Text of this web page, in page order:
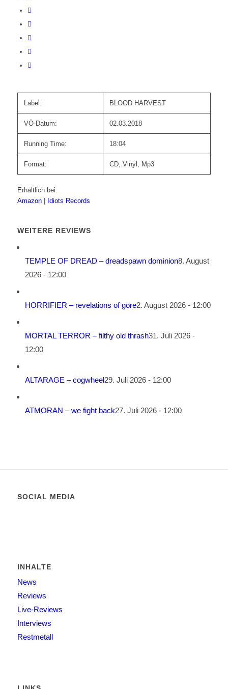
Label: BLOOD HARVEST
VÖ-Datum: 02.03.2018
Running Time: 18:04
Format: CD, Vinyl, Mp3
Erhältlich bei:
Amazon
Idiots Records
WEITERE REVIEWS
TEMPLE OF DREAD – dreadspawn dominion8. August
2026 - 12:00
HORRIFIER – revelations of gore2. August 2026 - 12:00
MORTAL TERROR – filthy old thrash31. Juli 2026 -
12:00
ALTARAGE – cogwheel29. Juli 2026 - 12:00
ATMORAN – we fight back27. Juli 2026 - 12:00
SOCIAL MEDIA
INHALTE
News
Reviews
Live-Reviews
Interviews
Restmetall